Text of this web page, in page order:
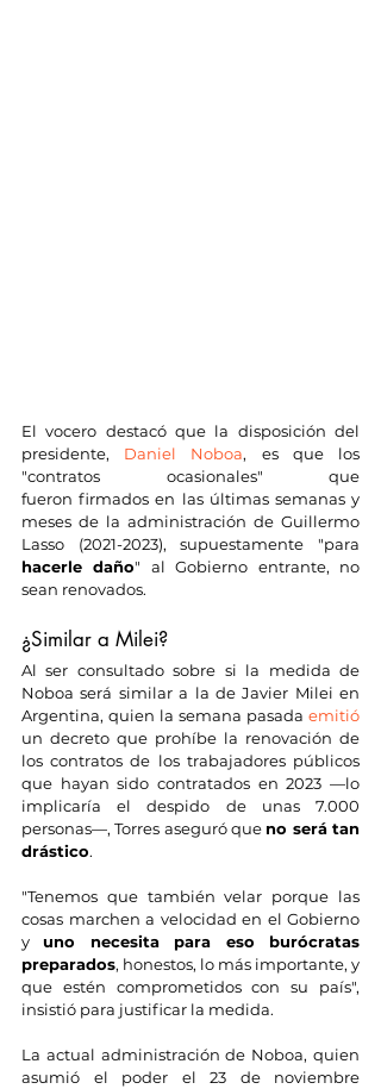
El vocero destacó que la disposición del
presidente, Daniel Noboa, es que los
"contratos ocasionales" que
fueron firmados en las últimas semanas y
meses de la administración de Guillermo
hacerle daño" al Gobierno entrante, no
sean renovados.
¿Similar a Milei?
Al ser consultado sobre si la medida de
Noboa será similar a la de Javier Milei en
Argentina, quien la semana pasada emitió
un decreto que prohíbe la renovación de
los contratos de los trabajadores públicos
que hayan sido contratados en 2023 —lo
implicaría el despido de unas 7.000
personas—, Torres aseguró que no será tan
drástico.
"Tenemos que también velar porque las
cosas marchen a velocidad en el Gobierno
y uno necesita para eso burócratas
preparados, honestos, lo más importante, y
que estén comprometidos con su país",
insistió para justificar la medida.
La actual administración de Noboa, quien
asumió el poder el 23 de noviembre